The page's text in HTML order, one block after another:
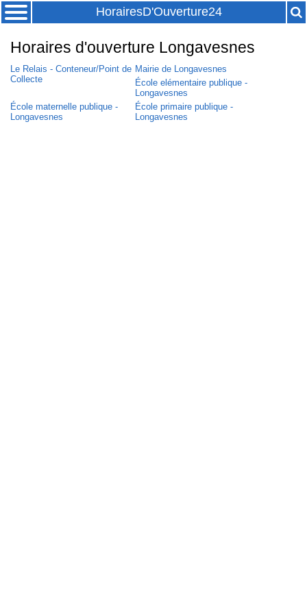
HorairesD'Ouverture24
Horaires d'ouverture Longavesnes
Le Relais - Conteneur/Point de
Collecte
Mairie de Longavesnes
École elémentaire publique -
Longavesnes
École maternelle publique -
Longavesnes
École primaire publique -
Longavesnes